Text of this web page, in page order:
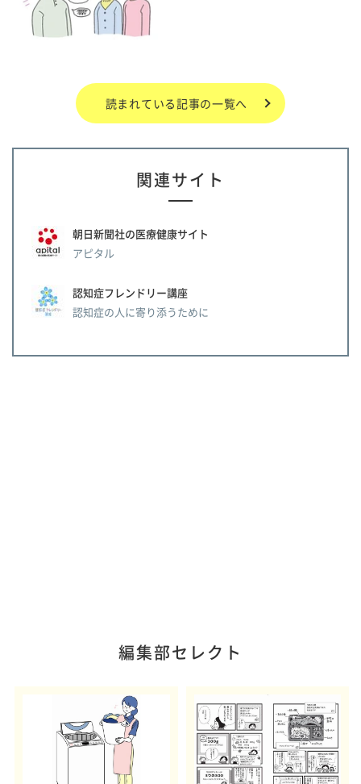
読まれている記事の一覧へ
関連サイト
朝日新聞社の医療健康サイト
アピタル
認知症フレンドリー講座
認知症の人に寄り添うために
編集部セレクト